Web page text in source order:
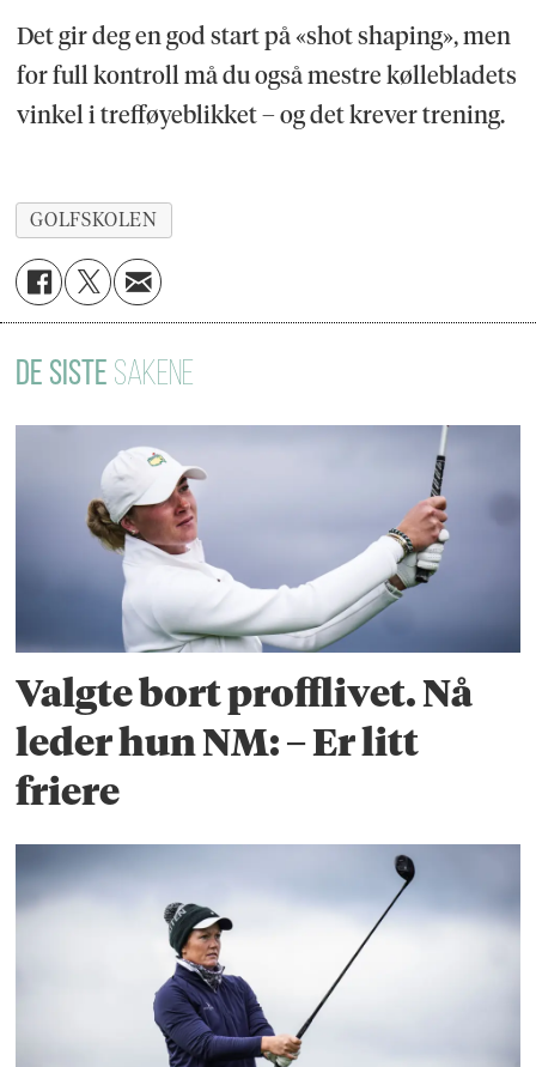
Det gir deg en god start på «shot shaping», men
for full kontroll må du også mestre køllebladets
vinkel i trefføyeblikket – og det krever trening.
GOLFSKOLEN
DE SISTE SAKENE
Valgte bort profflivet. Nå
leder hun NM: – Er litt
friere